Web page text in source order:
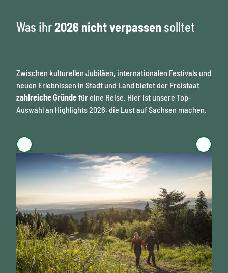
Was ihr2026 nicht verpassen solltet
Zwischen kulturellen Jubiläen, internationalen Festivals und
neuen Erlebnissen in Stadt und Land bietet der Freistaat
zahlreiche Gründefür eine Reise. Hier ist unsere Top-
Auswahl an Highlights 2026, die Lust auf Sachsen machen.